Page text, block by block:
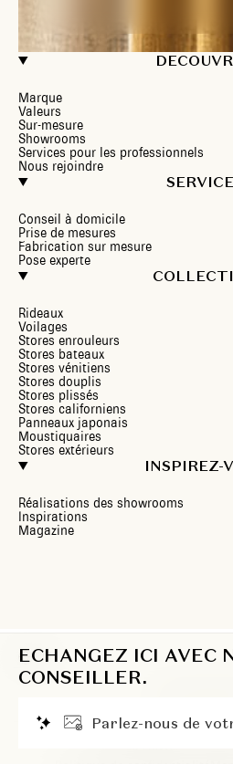
ECHANGEZ ICI AVEC
CONSEILLER.
Parlez-nous de vot
Marque
Valeurs
Sur-mesure
Showrooms
Services pour les professionnels
Nous rejoindre
Conseil à domicile
Prise de mesures
Fabrication sur mesure
Pose experte
Rideaux
Voilages
Stores enrouleurs
Stores bateaux
Stores vénitiens
Stores douplis
Stores plissés
Stores californiens
Panneaux japonais
Moustiquaires
Stores extérieurs
INSPIREZ-
Réalisations des showrooms
Inspirations
Magazine
LU